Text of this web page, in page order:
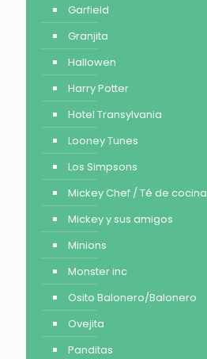
Garfield
Granjita
Hallowen
Harry Potter
Hotel Transylvania
Looney Tunes
Los Simpsons
Mickey Chef / Té de cocina
Mickey y sus amigos
Minions
Monster inc
Osito Balonero/Balonero
Ovejita
Panditas